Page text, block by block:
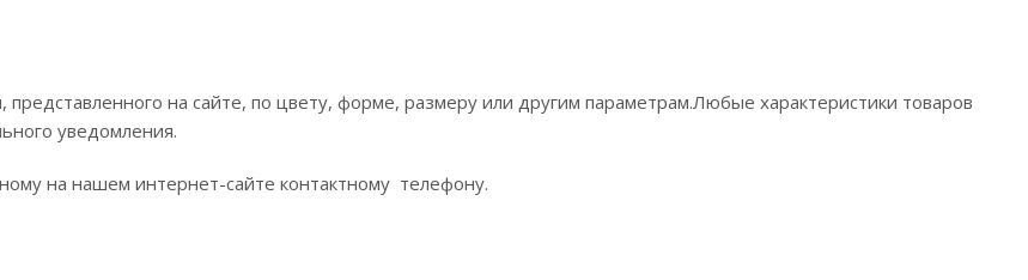
на сайте, по цвету, форме, размеру или другим параметрам.Любые характеристики товаров
уведомления.
на нашем интернет-сайте контактному телефону.